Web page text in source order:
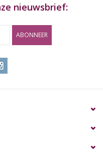
nieuwsbrief:
ABONNEER